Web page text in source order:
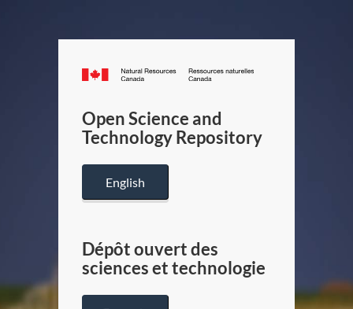
Canada.ca
/
Canada
Open Science and
Technology Repository
English
Dépôt ouvert des
sciences et technologie